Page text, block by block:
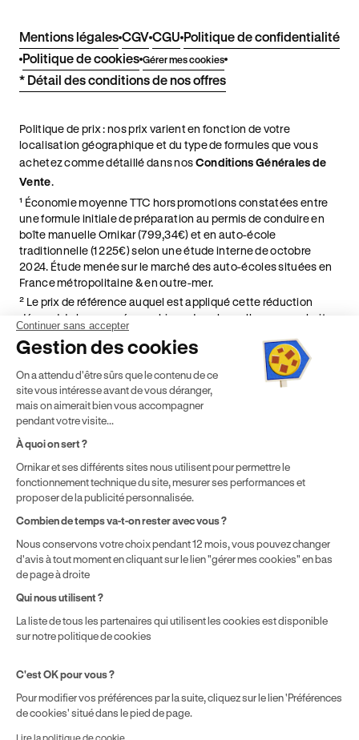
Mentions légales CGV CGU Politique de confidentialité
Politique de cookies Gérer mes cookies
* Détail des conditions de nos offres
Politique de prix : nos prix varient en fonction de votre
localisation géographique et du type de formules que vous
achetez comme détaillé dans nosConditions Générales de
Vente.
¹ Économie moyenne TTC hors promotions constatées entre
une formule initiale de préparation au permis de conduire en
boîte manuelle Ornikar (799,34€) et en auto-école
traditionnelle (1 225€) selon une étude interne de octobre
2024. Étude menée sur le marché des auto-écoles situées en
France métropolitaine & en outre-mer.
² Le prix de référence auquel est appliqué cette réduction
dépend de la zone géographique dans laquelle vous souhaitez
effectuer vos heures de conduite conformément à l'Article 6
de nos Conditions Générales de Vente
⁵ Montant du financement CPF variable selon les droits acquis
par chaque bénéficiaire. Exemple donné pour un titulaire
disposant de 500 € de droits CPF. Le reste à charge dépend du
solde disponible sur le Compte Personnel de Formation et du
Continuer sans accepter
Gestion des cookies
On a attendu d'être sûrs que le contenu de ce
site vous intéresse avant de vous déranger,
mais on aimerait bien vous accompagner
pendant votre visite...
À quoi on sert ?
Ornikar et ses différents sites nous utilisent pour permettre le
fonctionnement technique du site, mesurer ses performances et
proposer de la publicité personnalisée.
Combien de temps va-t-on rester avec vous ?
Nous conservons votre choix pendant 12 mois, vous pouvez changer
d'avis à tout moment en cliquant sur le lien "gérer mes cookies" en bas
de page à droite
Qui nous utilisent ?
La liste de tous les partenaires qui utilisent les cookies est disponible
sur notre politique de cookies
C'est OK pour vous ?
Pour modifier vos préférences par la suite, cliquez sur le lien 'Préférences
de cookies' situé dans le pied de page.
Lire la politique de cookie